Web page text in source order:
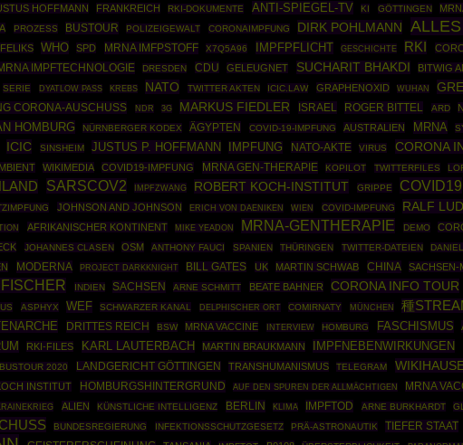
HOFFMANN FRANKREICH RKI-DOKUMENTE ANTI-SPIEGEL-TV KI GÖTTINGEN
PROZESS BUSTOUR POLIZEIGEWALT CORONAIMPFUNG DIRK POHLMANN
FELIKS WHO SPD MRNA IMFPSTOFF X7Q5A96 IMPFPFLICHT GESCHICHTE RKI
IMPFTECHNOLOGIE DRESDEN CDU GELEUGNET SUCHARIT BHAKDI BITWIG
SERIE DYATLOW PASS KREBS NATO TWITTER AKTEN ICIC.LAW GRAPHENOXID WUHAN
CORONA-AUSCHUSS NDR 3G MARKUS FIEDLER ISRAEL ROGER BITTEL ARD
HOMBURG NÜRNBERGER KODEX ÄGYPTEN COVID-19-IMPFUNG AUSTRALIEN MRNA
ICIC SINSHEIM JUSTUS P. HOFFMANN IMPFUNG NATO-AKTE VIRUS CORONA
WIKIMEDIA COVID19-IMPFUNG MRNA GEN-THERAPIE KOPILOT TWITTERFILES
SARSCOV2 IMPFZWANG ROBERT KOCH-INSTITUT GRIPPE COVID19
JOHNSON AND JOHNSON ERICH VON DAENIKEN WIEN COVID-IMPFUNG RALF
AFRIKANISCHER KONTINENT MIKE YEADON MRNA-GENTHERAPIE DEMO
JOHANNES CLASEN OSM ANTHONY FAUCI SPANIEN THÜRINGEN TWITTER-DATEIEN
MODERNA PROJECT DARKKNIGHT BILL GATES UK MARTIN SCHWAB CHINA SACHSEN-
INDIEN SACHSEN ARNE SCHMITT BEATE BAHNER CORONA INFO TOUR
ASPHYX WEF SCHWARZER KANAL DELPHISCHER ORT COMIRNATY MÜNCHEN 種
DRITTES REICH BSW MRNA VACCINE INTERVIEW HOMBURG FASCHISMUS
RKI-FILES KARL LAUTERBACH MARTIN BRAUKMANN IMPFNEBENWIRKUNGEN
2020 LANDGERICHT GÖTTINGEN TRANSHUMANISMUS TELEGRAM
INSTITUT HOMBURGSHINTERGRUND AUF DEN SPUREN DER ALLMÄCHTIGEN MRNA
ALIEN KÜNSTLICHE INTELLIGENZ BERLIN KLIMA IMPFTOD ARNE BURKHARDT
BUNDESREGIERUNG INFEKTIONSSCHUTZGESETZ PRÄ-ASTRONAUTIK TIEFER STAAT